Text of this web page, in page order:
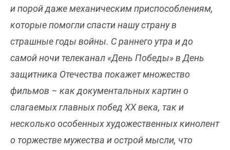
и порой даже механическим приспособлениям,
которые помогли спасти нашу страну в
страшные годы войны. С раннего утра и до
самой ночи телеканал «День Победы» в День
защитника Отечества покажет множество
фильмов – как документальных картин о
слагаемых главных побед XX века, так и
несколько особенных художественных кинолент
о торжестве мужества и острой мысли, что